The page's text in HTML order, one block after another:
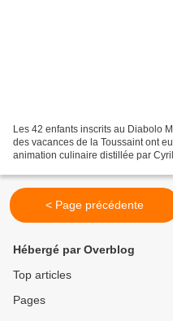
Les 42 enfants inscrits au Diabolo
des vacances de la Toussaint ont
animation culinaire distillée par
< Page précédente
Hébergé par Overblog
Top articles
Pages